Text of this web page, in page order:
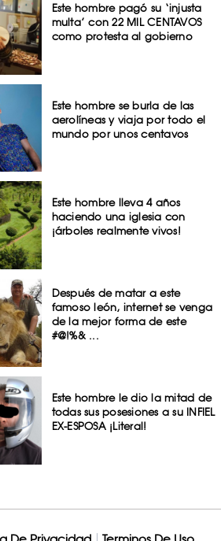
Este hombre pagó su ‘injusta
multa’ con 22 MIL CENTAVOS
como protesta al gobierno
Este hombre se burla de las
aerolíneas y viaja por todo el
mundo por unos centavos
Este hombre lleva 4 años
haciendo una iglesia con
¡árboles realmente vivos!
Después de matar a este
famoso león, internet se venga
de la mejor forma de este
#@!%& ...
Este hombre le dio la mitad de
todas sus posesiones a su INFIEL
EX-ESPOSA ¡Literal!